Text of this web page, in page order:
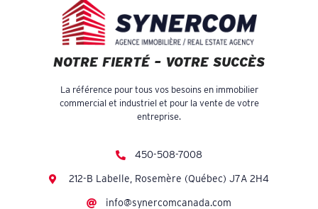
NOTRE FIERTÉ – VOTRE SUCCÈS
La référence pour tous vos besoins en immobilier
commercial et industriel et pour la vente de votre
entreprise.
450-508-7008
212-B Labelle, Rosemère (Québec) J7A 2H4
info@synercomcanada.com